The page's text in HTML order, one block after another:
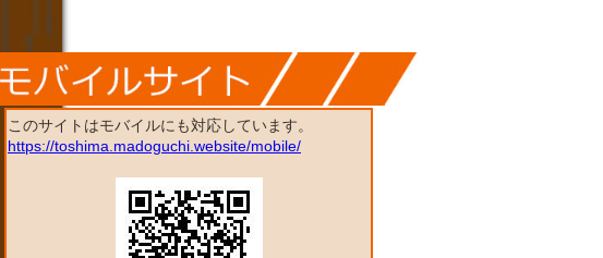
このサイトはモバイルにも対応しています。
https://toshima.madoguchi.website/mobile/